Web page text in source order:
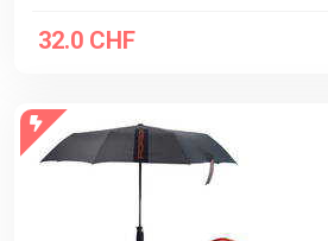
32.0 CHF